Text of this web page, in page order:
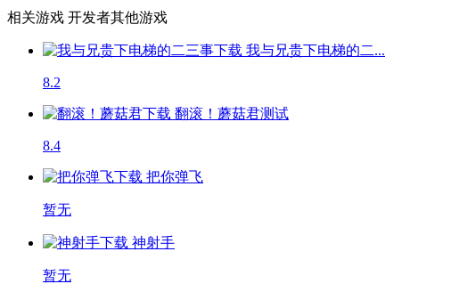
相关游戏 开发者其他游戏
我与兄贵下电梯的二...
8.2
翻滚！蘑菇君测试
8.4
把你弹飞
暂无
神射手
暂无